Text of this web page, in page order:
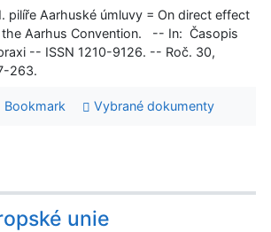
pilíře Aarhuské úmluvy = On direct effect
Aarhus Convention. -- In: Časopis
-- ISSN 1210-9126. -- Roč. 30,
263.
Bookmark Vybrané dokumenty
unie